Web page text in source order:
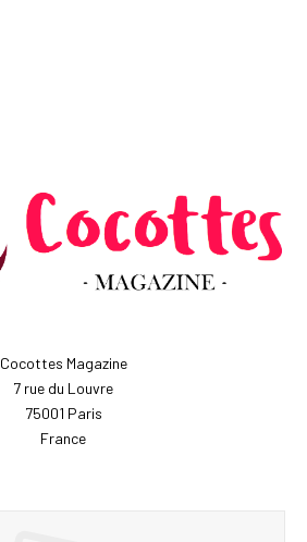
Cocottes Magazine
7 rue du Louvre
75001 Paris
France